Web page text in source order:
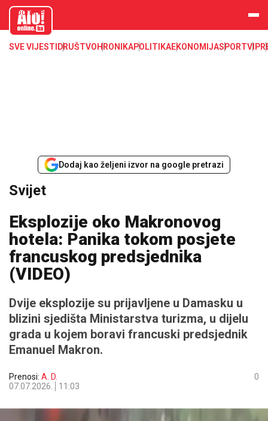
aloonline.b
SVE VIJESTI DRUŠTVOHRONIKAPOLITIKAEKONOMIJASPORTVIP
Dodaj kao željeni izvor na google pretrazi
Svijet
Eksplozije oko Makronovog
hotela: Panika tokom posjete
francuskog predsjednika
(VIDEO)
Dvije eksplozije su prijavljene u Damasku u
blizini sjedišta Ministarstva turizma, u dijelu
grada u kojem boravi francuski predsjednik
Emanuel Makron.
Prenosi: A. D.
07.07.2026.
11:03
0